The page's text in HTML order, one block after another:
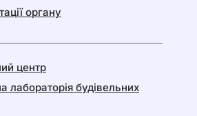
органу
центр
лабораторія будівельних